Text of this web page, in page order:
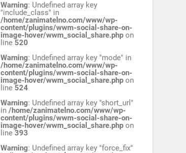
Warning: Undefined array key
"include_class" in
/home/zanimatelno.com/www/wp-
content/plugins/wwm-social-share-on-
image-hover/wwm_social_share.php on
line 520
Warning: Undefined array key "mode" in
/home/zanimatelno.com/www/wp-
content/plugins/wwm-social-share-on-
image-hover/wwm_social_share.php on
line 524
Warning: Undefined array key "short_url"
in/home/zanimatelno.com/www/wp-
content/plugins/wwm-social-share-on-
image-hover/wwm_social_share.php on
line393
Warning: Undefined array key "force_fix"